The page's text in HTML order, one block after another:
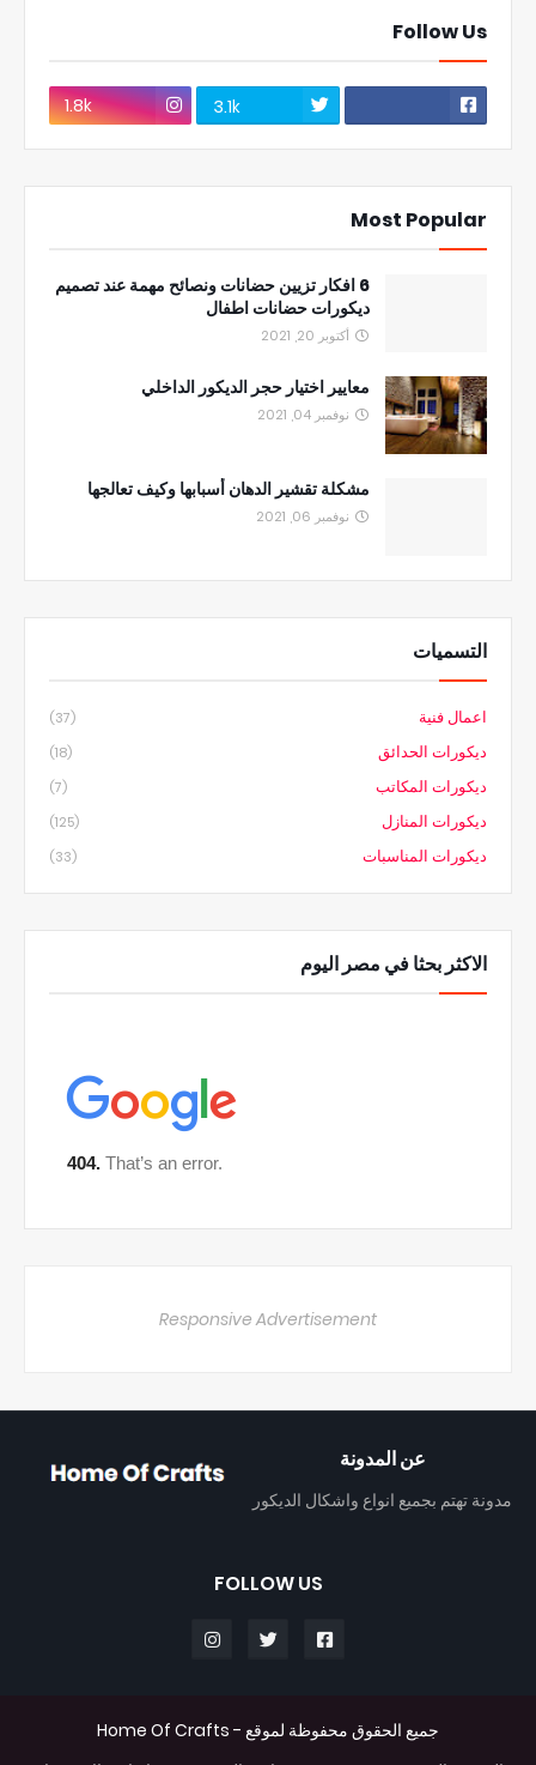
Follow Us
3.1k
1.8k
Most Popular
6 افكار تزيين حضانات ونصائح مهمة عند تصميم
ديكورات حضانات اطفال
أكتوبر 20, 2021
معايير اختيار حجر الديكور الداخلي
نوفمبر 04, 2021
مشكلة تقشير الدهان أسبابها وكيف تعالجها
نوفمبر 06, 2021
التسميات
اعمال فنية (37)
ديكورات الحدائق (18)
ديكورات المكاتب (7)
ديكورات المنازل (125)
ديكورات المناسبات (33)
الاكثر بحثا في مصر اليوم
Responsive Advertisement
عن المدونة
مدونة تهتم بجميع انواع واشكال الديكور
FOLLOW US
جميع الحقوق محفوظة لموقع - Home Of Crafts